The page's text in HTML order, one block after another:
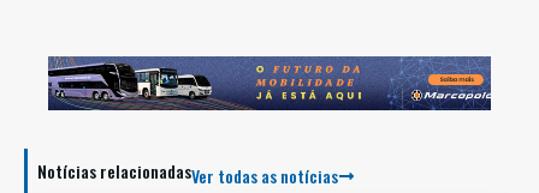
Notícias relacionadasVer todas as notícias